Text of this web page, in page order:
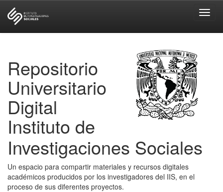
Repositorio
Universitario
Digital
Instituto de
Investigaciones Sociales
Un espacio para compartir materiales y recursos digitales
académicos producidos por los investigadores del IIS, en el
proceso de sus diferentes proyectos.